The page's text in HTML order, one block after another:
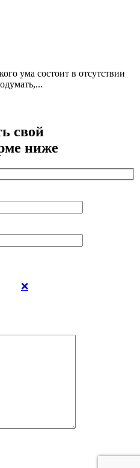
ума состоит в отсутствии
свой
ниже
❌